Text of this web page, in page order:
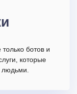
ботов и
которые